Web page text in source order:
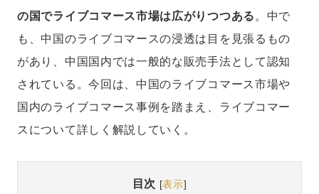
の国でライブコマース市場は広がりつつある 。中で
も、中国のライブコマースの浸透は目を見張るもの
があり、中国国内では一般的な販売手法として認知
されている。今回は、中国のライブコマース市場や
国内のライブコマース事例を踏まえ、ライブコマー
スについて詳しく解説していく。
目次 [表示]